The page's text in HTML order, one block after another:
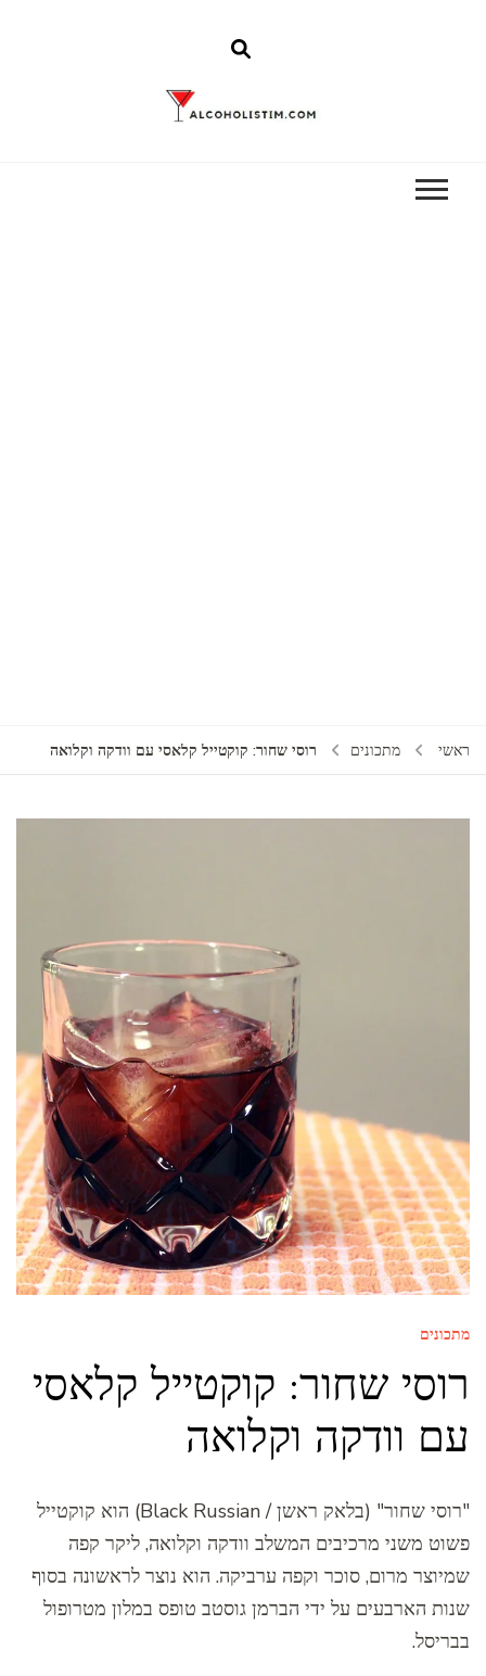
ראשי מתכונים רוסי שחור: קוקטייל קלאסי עם וודקה וקלואה
מתכונים
רוסי שחור: קוקטייל קלאסי
עם וודקה וקלואה
"רוסי שחור" (בלאק ראשן / Black Russian) הוא קוקטייל
פשוט משני מרכיבים המשלב וודקה וקלואה, ליקר קפה
שמיוצר מרום, סוכר וקפה ערביקה. הוא נוצר לראשונה בסוף
שנות הארבעים על ידי הברמן גוסטב טופס במלון מטרופול
בבריסל.